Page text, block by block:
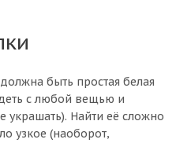
быть простая белая
с любой вещью и
украшать). Найти её сложно
узкое (наоборот,